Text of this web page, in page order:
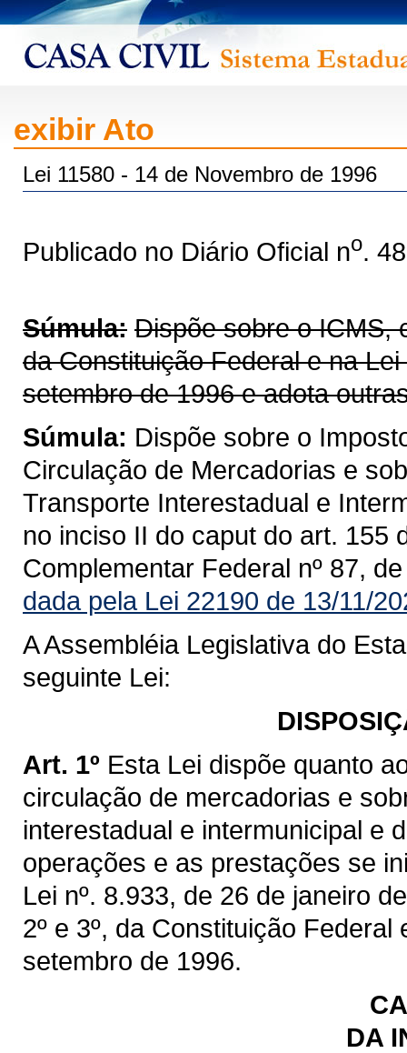
exibir Ato
Lei 11580 - 14 de Novembro de 1996
Publicado no Diário Oficial no.
Súmula: Dispõe sobre o ICMS,
da Constituição Federal e na
setembro de 1996 e adota
Súmula: Dispõe sobre o
Circulação de Mercadorias e
Transporte Interestadual e
no inciso II do caput do art. 155
Complementar Federal nº 87,
dada pela Lei 22190 de 13/11/
A Assembléia Legislativa do
seguinte Lei:
Art. 1º Esta Lei dispõe quanto
circulação de mercadorias e
interestadual e intermunicipal e
operações e as prestações se
Lei nº. 8.933, de 26 de janeiro
2º e 3º, da Constituição
setembro de 1996.
DA